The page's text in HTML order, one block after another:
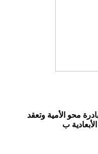
محو الأمية وتعقد